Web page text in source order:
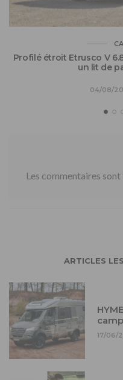
Profilé étroit Etrusco V
un lit de
04/08/
Les commentaires sont
ARTICLES
17/06/